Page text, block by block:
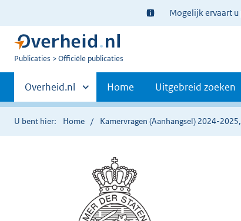
Ter
informatie:
Mogelijk ervaart
U
Publicaties Officiële publicaties
Primaire
navigatie
Andere
sites
binnen
Overheid.nl Home Uitgebreid zoeken
U bent hier: Home Kamervragen (Aanhangsel) 2024-